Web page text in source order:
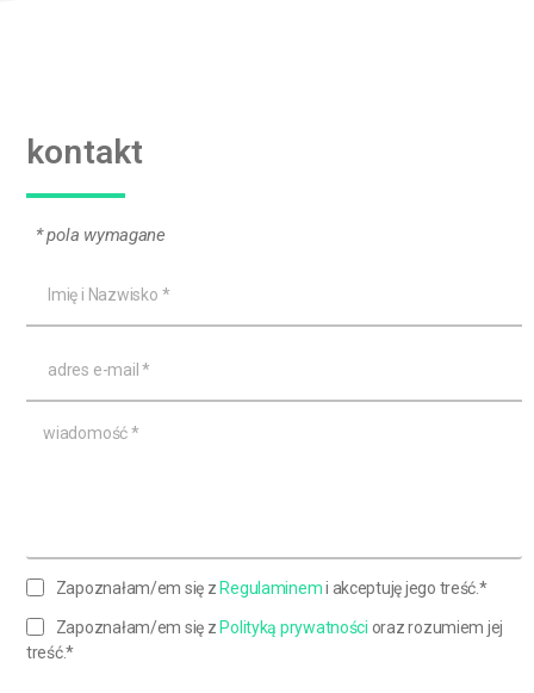
kontakt
* pola wymagane
Zapoznałam/em się z Regulaminemi akceptuję jego treść.*
Zapoznałam/em się z Polityką prywatności oraz rozumiem jej
treść.*